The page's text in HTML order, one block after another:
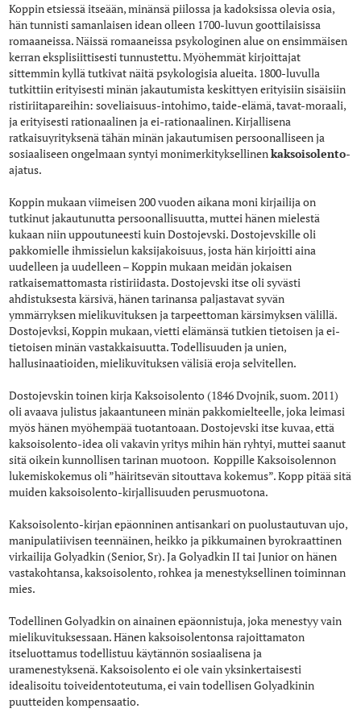
Koppin etsiessä itseään, minänsä piilossa ja kadoksissa olevia osia,
hän tunnisti samanlaisen idean olleen 1700-luvun goottilaisissa
romaaneissa. Näissä romaaneissa psykologinen alue on ensimmäisen
kerran eksplisiittisesti tunnustettu. Myöhemmät kirjoittajat
sittemmin kyllä tutkivat näitä psykologisia alueita. 1800-luvulla
tutkittiin erityisesti minän jakautumista keskittyen erityisiin sisäisiin
ristiriitapareihin: soveliaisuus-intohimo, taide-elämä, tavat-moraali,
ja erityisesti rationaalinen ja ei-rationaalinen. Kirjallisena
ratkaisuyrityksenä tähän minän jakautumisen persoonalliseen ja
sosiaaliseen ongelmaan syntyi monimerkityksellinenkaksoisolento-
ajatus.
Koppin mukaan viimeisen 200 vuoden aikana moni kirjailija on
tutkinut jakautunutta persoonallisuutta, muttei hänen mielestä
kukaan niin uppoutuneesti kuin Dostojevski. Dostojevskille oli
pakkomielle ihmissielun kaksijakoisuus, josta hän kirjoitti aina
uudelleen ja uudelleen – Koppin mukaan meidän jokaisen
ratkaisemattomasta ristiriidasta. Dostojevski itse oli syvästi
ahdistuksesta kärsivä, hänen tarinansa paljastavat syvän
ymmärryksen mielikuvituksen ja tarpeettoman kärsimyksen välillä.
Dostojevksi, Koppin mukaan, vietti elämänsä tutkien tietoisen ja ei-
tietoisen minän vastakkaisuutta. Todellisuuden ja unien,
hallusinaatioiden, mielikuvituksen välisiä eroja selvitellen.
Dostojevskin toinen kirja Kaksoisolento (1846 Dvojnik, suom. 2011)
oli avaava julistus jakaantuneen minän pakkomielteelle, joka leimasi
myös hänen myöhempää tuotantoaan. Dostojevski itse kuvaa, että
kaksoisolento-idea oli vakavin yritys mihin hän ryhtyi, muttei saanut
sitä oikein kunnollisen tarinan muotoon. Koppille Kaksoisolennon
lukemiskokemus oli ”häiritsevän sitouttava kokemus”. Kopp pitää sitä
muiden kaksoisolento-kirjallisuuden perusmuotona.
Kaksoisolento-kirjan epäonninen antisankari on puolustautuvan ujo,
manipulatiivisen teennäinen, heikko ja pikkumainen byrokraattinen
virkailija Golyadkin (Senior, Sr). Ja Golyadkin II tai Junior on hänen
vastakohtansa, kaksoisolento, rohkea ja menestyksellinen toiminnan
mies.
Todellinen Golyadkin on ainainen epäonnistuja, joka menestyy vain
mielikuvituksessaan. Hänen kaksoisolentonsa rajoittamaton
itseluottamus todellistuu käytännön sosiaalisena ja
uramenestyksenä. Kaksoisolento ei ole vain yksinkertaisesti
idealisoitu toiveidentoteutuma, ei vain todellisen Golyadkinin
puutteiden kompensaatio.